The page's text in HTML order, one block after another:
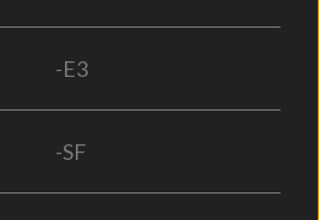
-E3
-SF